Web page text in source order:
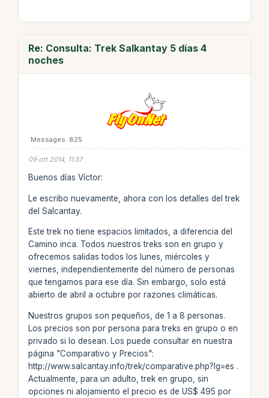
Re: Consulta: Trek Salkantay 5 días 4
noches
Messages: 825
09 ott 2014, 11:37
Buenos días Víctor:
Le escribo nuevamente, ahora con los detalles del trek
del Salcantay.
Este trek no tiene espacios limitados, a diferencia del
Camino inca. Todos nuestros treks son en grupo y
ofrecemos salidas todos los lunes, miércoles y
viernes, independientemente del número de personas
que tengamos para ese día. Sin embargo, solo está
abierto de abril a octubre por razones climáticas.
Nuestros grupos son pequeños, de 1 a 8 personas.
Los precios son por persona para treks en grupo o en
privado si lo desean. Los puede consultar en nuestra
página "Comparativo y Precios":
http://www.salcantay.info/trek/comparative.php?lg=es .
Actualmente, para un adulto, trek en grupo, sin
opciones ni alojamiento el precio es de US$ 495 por